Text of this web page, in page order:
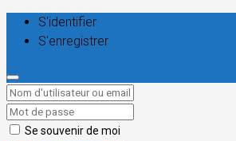
S'identifier
S'enregistrer
Se souvenir de moi